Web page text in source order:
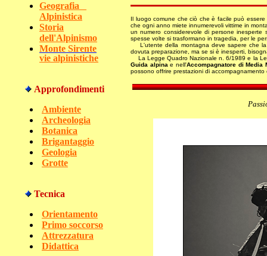
Geografia
Alpinistica
Storia
dell'Alpinismo
Monte Sirente
vie alpinistiche
Approfondimenti
Ambiente
Archeologia
Botanica
Brigantaggio
Geologia
Grotte
Tecnica
Orientamento
Primo soccorso
Attrezzatura
Didattica
Il luogo comune che ciò che è facile può
che ogni anno miete innumerevoli vittime in
un numero considerevole di persone
spesse volte si trasformano in tragedia, per le
L'utente della montagna deve sapere che la
dovuta preparazione, ma se si è inesperti,
La Legge Quadro Nazionale n. 6/1989 e la
Guida alpina e nell'Accompagnatore di Media
possono offrire prestazioni di